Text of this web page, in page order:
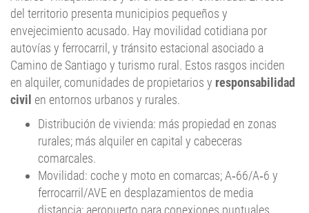
envejecimiento acusado. Hay movilidad cotidiana por
autovías y ferrocarril, y tránsito estacional asociado a
Camino de Santiago y turismo rural. Estos rasgos inciden
en alquiler, comunidades de propietarios y responsabilidad
civilen entornos urbanos y rurales.
Distribución de vivienda: más propiedad en zonas
rurales; más alquiler en capital y cabeceras
comarcales.
Movilidad: coche y moto en comarcas; A‑66/A‑6 y
ferrocarril/AVE en desplazamientos de media
distancia; aeropuerto para conexiones puntuales.
Implicaciones: ajustar continentes por antigüedad,